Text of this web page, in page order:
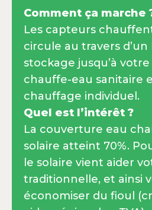
Comment ça marche
Les capteurs
circule au travers
stockage jusqu’à
chauffe-eau sanitaire
chauffage individuel.
Quel est l’intérêt ?
La couverture eau
solaire atteint 70%.
le solaire vient aider
traditionnelle, et ainsi
économiser du fioul